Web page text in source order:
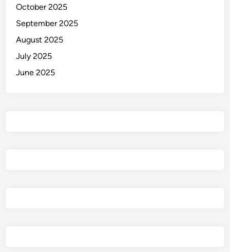
October 2025
September 2025
August 2025
July 2025
June 2025